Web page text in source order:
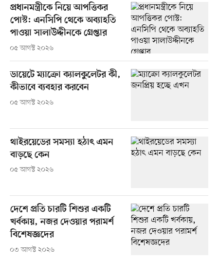
প্রধানমন্ত্রীকে নিয়ে আপত্তিকর
পোস্ট: এনসিপি থেকে অব্যাহতি
পাওয়া সালাউদ্দীনকে গ্রেপ্তার
০৫ আগস্ট ২০২৬
ডায়েটে ম্যাক্রো ক্যালকুলেটর কী,
কীভাবে ব্যবহার করবেন
০৫ আগস্ট ২০২৬
থাইরয়েডের সমস্যা হঠাৎ এমন
বাড়ছে কেন
০৫ আগস্ট ২০২৬
দেশে প্রতি চারটি শিশুর একটি
খর্বকায়, নজর দেওয়ার পরামর্শ
বিশেষজ্ঞদের
০৩ আগস্ট ২০২৬